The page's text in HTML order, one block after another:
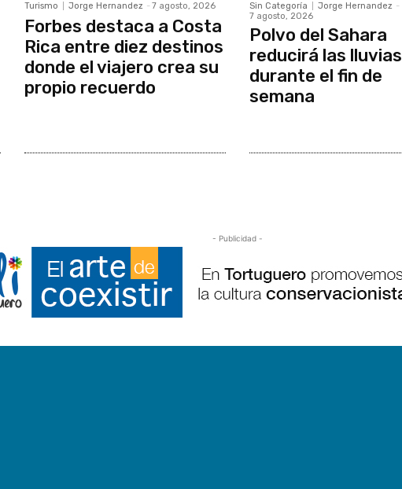
Turismo Jorge Hernandez - 7 agosto, 2026
Forbes destaca a Costa
Rica entre diez destinos
donde el viajero crea su
propio recuerdo
Sin Categoría Jorge Hernandez -
7 agosto, 2026
Polvo del Sahara
reducirá las lluvias
durante el fin de
semana
- Publicidad -